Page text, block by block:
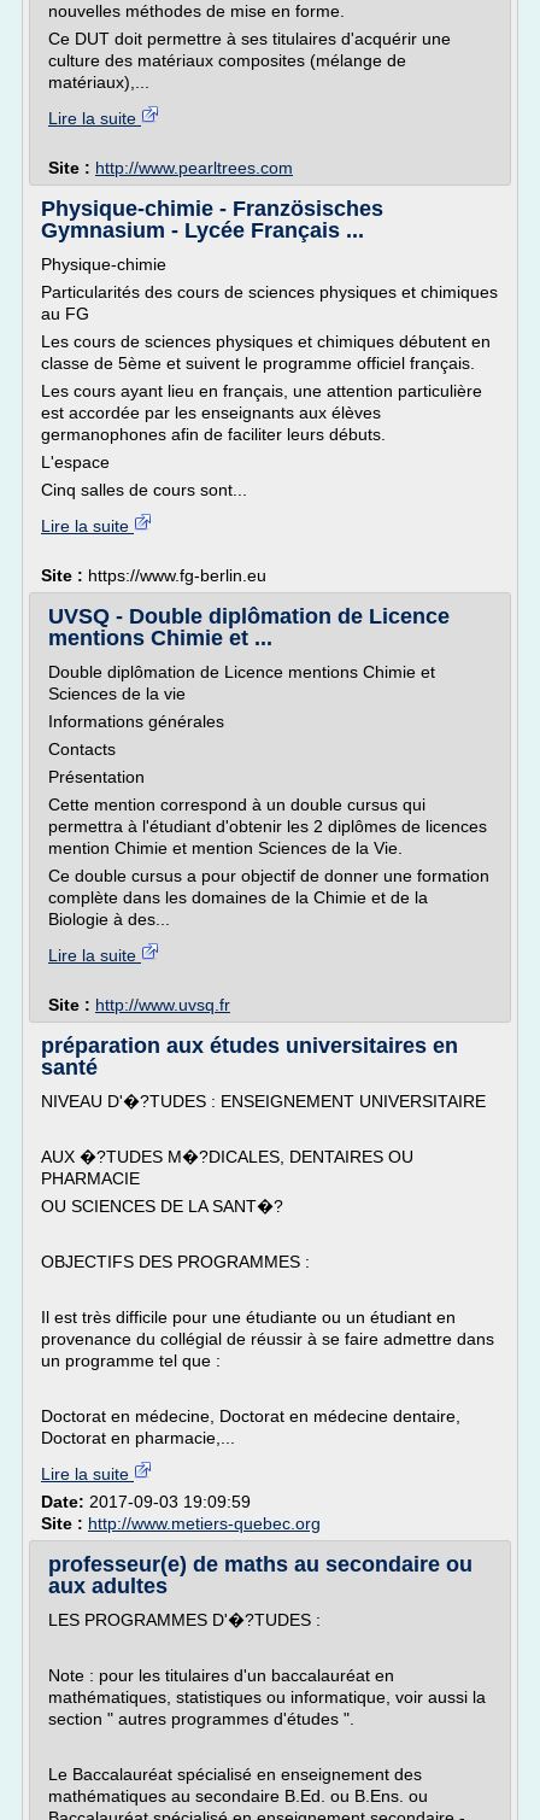
nouvelles méthodes de mise en forme.
Ce DUT doit permettre à ses titulaires d'acquérir une
culture des matériaux composites (mélange de
matériaux),...
Lire la suite
Site : http://www.pearltrees.com
Physique-chimie - Französisches
Gymnasium - Lycée Français ...
Physique-chimie
Particularités des cours de sciences physiques et chimiques
au FG
Les cours de sciences physiques et chimiques débutent en
classe de 5ème et suivent le programme officiel français.
Les cours ayant lieu en français, une attention particulière
est accordée par les enseignants aux élèves
germanophones afin de faciliter leurs débuts.
L'espace
Cinq salles de cours sont...
Lire la suite
Site : https://www.fg-berlin.eu
UVSQ - Double diplômation de Licence
mentions Chimie et ...
Double diplômation de Licence mentions Chimie et
Sciences de la vie
Informations générales
Contacts
Présentation
Cette mention correspond à un double cursus qui
permettra à l'étudiant d'obtenir les 2 diplômes de licences
mention Chimie et mention Sciences de la Vie.
Ce double cursus a pour objectif de donner une formation
complète dans les domaines de la Chimie et de la
Biologie à des...
Lire la suite
Site : http://www.uvsq.fr
préparation aux études universitaires en
santé
NIVEAU D'�?TUDES : ENSEIGNEMENT UNIVERSITAIRE
AUX �?TUDES M�?DICALES, DENTAIRES OU
PHARMACIE
OU SCIENCES DE LA SANT�?
OBJECTIFS DES PROGRAMMES :
Il est très difficile pour une étudiante ou un étudiant en
provenance du collégial de réussir à se faire admettre dans
un programme tel que :
Doctorat en médecine, Doctorat en médecine dentaire,
Doctorat en pharmacie,...
Lire la suite
Date: 2017-09-03 19:09:59
Site : http://www.metiers-quebec.org
professeur(e) de maths au secondaire ou
aux adultes
LES PROGRAMMES D'�?TUDES :
Note : pour les titulaires d'un baccalauréat en
mathématiques, statistiques ou informatique, voir aussi la
section " autres programmes d'études ".
Le Baccalauréat spécialisé en enseignement des
mathématiques au secondaire B.Ed. ou B.Ens. ou